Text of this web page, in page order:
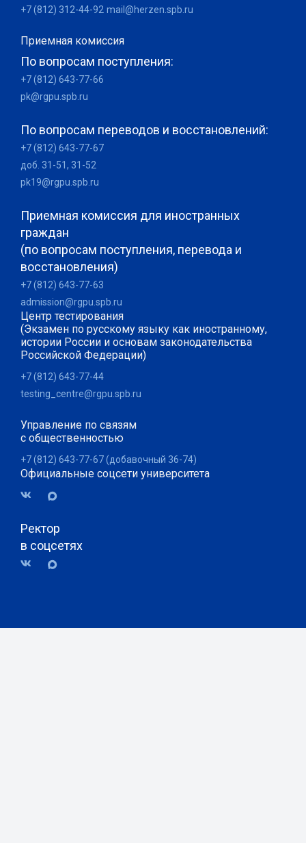
+7 (812) 312-44-92 mail@herzen.spb.ru
Приемная комиссия
По вопросам поступления:
+7 (812) 643-77-66
pk@rgpu.spb.ru
По вопросам переводов и восстановлений:
+7 (812) 643-77-67
доб. 31-51, 31-52
pk19@rgpu.spb.ru
Приемная комиссия для иностранных
граждан
(по вопросам поступления, перевода и
восстановления)
+7 (812) 643-77-63
admission@rgpu.spb.ru
Центр тестирования
(Экзамен по русскому языку как иностранному,
истории России и основам законодательства
Российской Федерации)
+7 (812) 643-77-44
testing_centre@rgpu.spb.ru
Управление по связям
с общественностью
+7 (812) 643-77-67 (добавочный 36-74)
Официальные соцсети университета
Ректор
в соцсетях